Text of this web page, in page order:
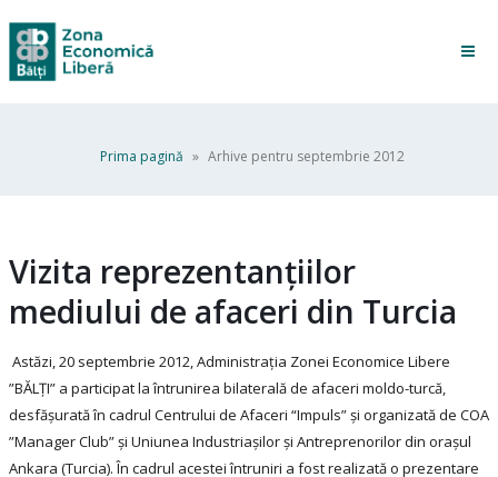
Prima pagină » Arhive pentru septembrie 2012
Vizita reprezentanțiilor
mediului de afaceri din Turcia
Astăzi, 20 septembrie 2012, Administrația Zonei Economice Libere
”BĂLȚI” a participat la întrunirea bilaterală de afaceri moldo-turcă,
desfășurată în cadrul Centrului de Afaceri “Impuls” și organizată de COA
”Manager Club” și Uniunea Industriașilor și Antreprenorilor din oraşul
Ankara (Turcia). În cadrul acestei întruniri a fost realizată o prezentare